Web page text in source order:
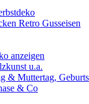
Retro Gusseisen
anzeigen
u.a.
& Muttertag,
& Co